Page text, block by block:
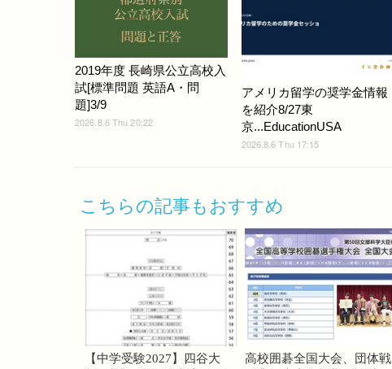
2019年度 長崎県公立高校入
試[標準問題 英語A・問
題]3/9
2026.8.6 Thu 20:22
アメリカ留学の奨学金情報
を紹介8/27東
京...EducationUSA
2026.8.6 Thu 17:15
こちらの記事もおすすめ
【中学受験2027】四谷大
高校囲碁全国大会、団体戦